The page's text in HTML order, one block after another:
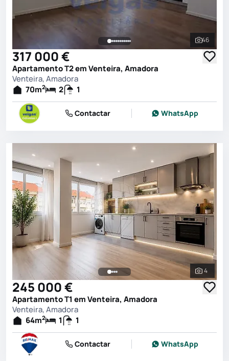
Ver
46
317 000 €
Apartamento T2 em Venteira, Amadora
Venteira, Amadora
70m2 2 1
Contactar WhatsApp
Ver
4
245 000 €
Apartamento T1 em Venteira, Amadora
Venteira, Amadora
64m2 1 1
Contactar WhatsApp